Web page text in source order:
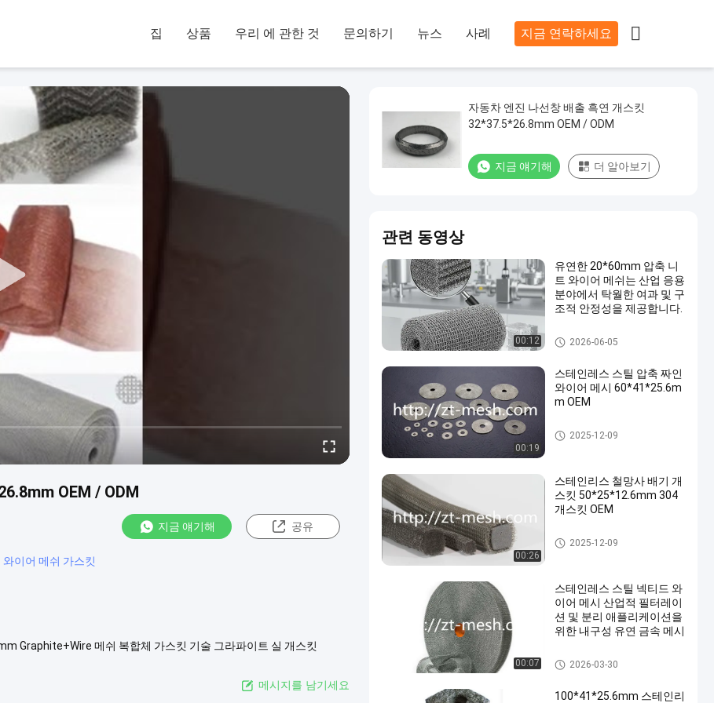
집 상품 우리 에 관한 것 문의하기 뉴스 사례 지금 연락하세요 
OEM / ODM
지금 얘기해 공유
이어 메쉬 가스킷
Graphite+Wire 메쉬 복합체 가스킷 기술 그라파이트 실 개스킷
메시지를 남기세요
자동차 엔진 나선창 배출 흑연 개스킷
32*37.5*26.8mm OEM / ODM
지금 얘기해 더 알아보기
관련 동영상
00:12
유연한 20*60mm 압축 니
트 와이어 메쉬는 산업 응용
분야에서 탁월한 여과 및 구
조적 안정성을 제공합니다.
압축 뜨개질을 한 철망사
2026-06-05
00:19
스테인레스 스틸 압축 짜인
와이어 메시 60*41*25.6m
m OEM
압축 뜨개질을 한 철망사
2025-12-09
00:26
스테인리스 철망사 배기 개
스킷 50*25*12.6mm 304
개스킷 OEM
압축 뜨개질을 한 철망사
2025-12-09
00:07
스테인레스 스틸 넥티드 와
이어 메시 산업적 필터레이
션 및 분리 애플리케이션을
위한 내구성 유연 금속 메시
압축 뜨개질을 한 철망사
2026-03-30
100*41*25.6mm 스테인리